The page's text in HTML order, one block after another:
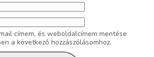
címem, és weboldalcímem mentése
a következő hozzászólásomhoz.